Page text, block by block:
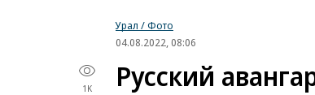
Урал / Фото
04.08.2022, 08:06
1K Русский